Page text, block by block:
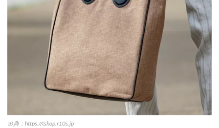
出典：https://tshop.r10s.jp